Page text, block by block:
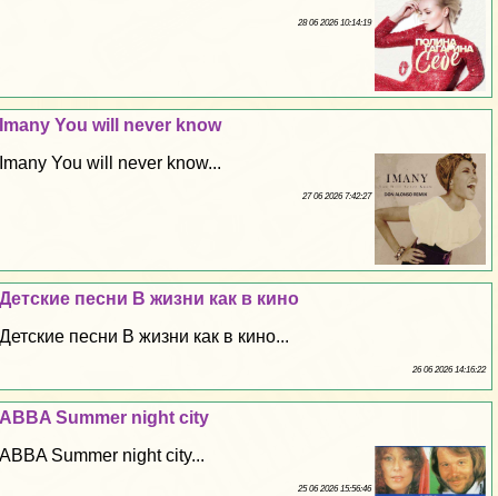
28 06 2026 10:14:19
Imany You will never know
Imany You will never know...
27 06 2026 7:42:27
Детские песни В жизни как в кино
Детские песни В жизни как в кино...
26 06 2026 14:16:22
ABBA Summer night city
ABBA Summer night city...
25 06 2026 15:56:46